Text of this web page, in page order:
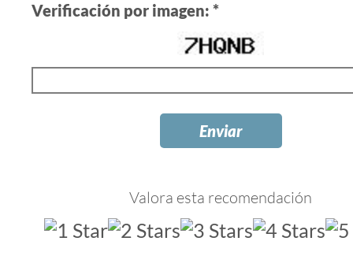
Verificación por imagen: *
Valora esta recomendación